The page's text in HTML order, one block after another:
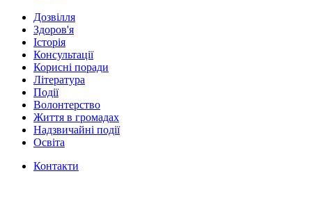
Дозвілля
Здоров'я
Історія
Консультації
Корисні поради
Література
Події
Волонтерство
Життя в громадах
Надзвичайні події
Освіта
Контакти